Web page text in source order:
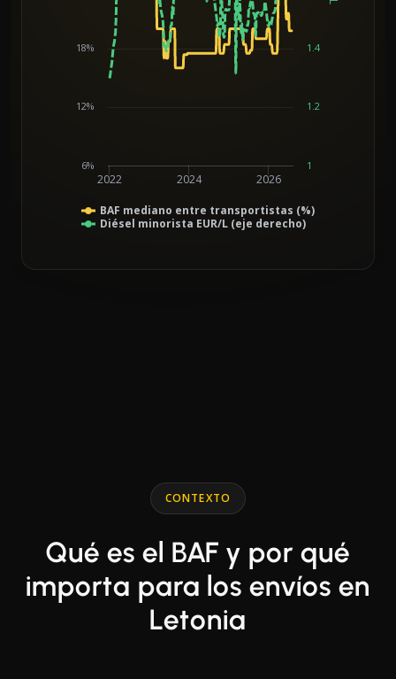
Line chart with 2 lines.
BAF mediano entre transportistas (%)
Diésel minorista EUR/L (eje derecho)
2022 2024 2026
6%
12%
18%
1
1.2
1.4
CONTEXTO
Qué es el BAF y por qué
importa para los envíos en
Letonia